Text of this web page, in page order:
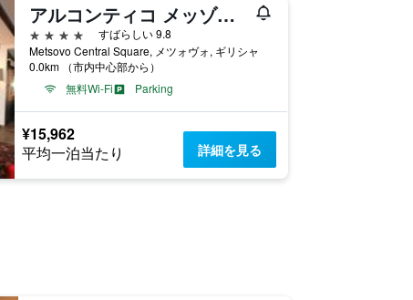
アルコンティコ メッゾォヴォウ ブティック ホテル
4つ星
すばらしい 9.8
Metsovo Central Square, メツォヴォ, ギリシャ
0.0km （市内中心部から）
無料Wi-Fi
Parking
¥15,962
平均一泊当たり 詳細を見る